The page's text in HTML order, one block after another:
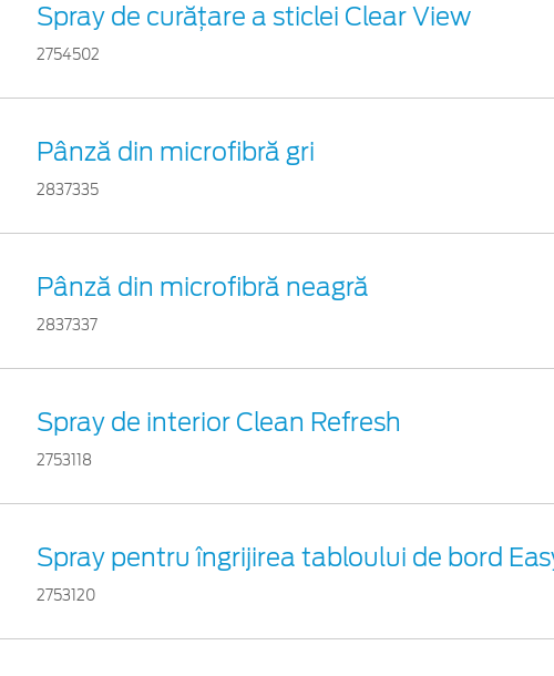
Spray de curățare a sticlei Clear View
2754502
Pânză din microfibră gri
2837335
Pânză din microfibră neagră
2837337
Spray de interior Clean Refresh
2753118
Spray pentru îngrijirea tabloului de bord
2753120